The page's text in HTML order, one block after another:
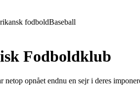
fodboldBaseball
Fodboldklub
opnået endnu en sejr i deres